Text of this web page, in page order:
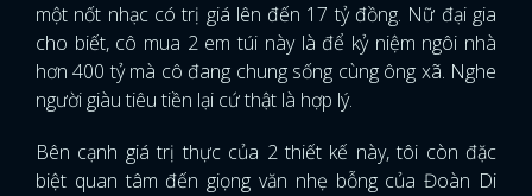
một nốt nhạc có trị giá lên đến 17 tỷ đồng. Nữ đại gia
cho biết, cô mua 2 em túi này là để kỷ niệm ngôi nhà
hơn 400 tỷ mà cô đang chung sống cùng ông xã. Nghe
người giàu tiêu tiền lại cứ thật là hợp lý.
Bên cạnh giá trị thực của 2 thiết kế này, tôi còn đặc
biệt quan tâm đến giọng văn nhẹ bỗng của Đoàn Di